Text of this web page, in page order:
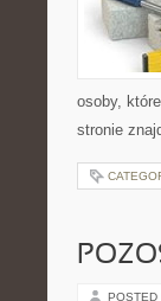
osoby,
stronie
POSTED